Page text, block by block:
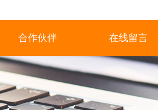
合作伙伴 在线留言